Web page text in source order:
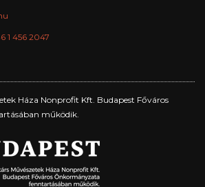
1 456 2047
Háza Nonprofit Kft. Budapest Főváros
működik.